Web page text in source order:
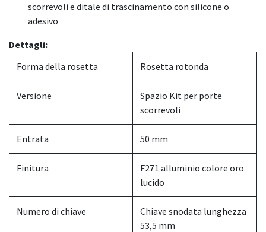
scorrevoli e ditale di trascinamento con silicone o
adesivo
Dettagli:
Forma della rosetta
Rosetta rotonda
Versione
Spazio Kit per porte
scorrevoli
Entrata 50 mm
Finitura
F271 alluminio colore oro
lucido
Numero di chiave
Chiave snodata lunghezza
53,5 mm